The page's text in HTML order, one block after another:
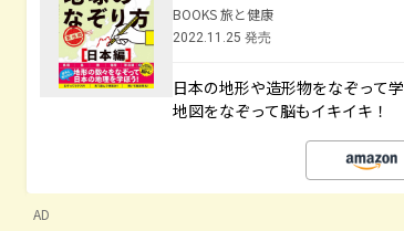
BOOKS 旅と健康
2022.11.25 発売
日本の地形や造形物をなぞって
地図をなぞって脳もイキイキ！
AD